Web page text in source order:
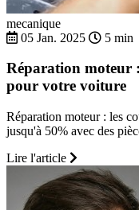
mecanique
05 Jan. 2025
5 min
Réparation moteur
pour votre voiture
Réparation moteur : les
jusqu'à 50% avec des
Lire l'article